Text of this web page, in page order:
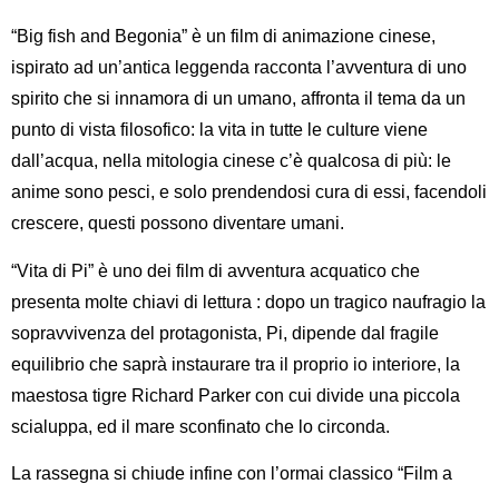
“Big fish and Begonia” è un film di animazione cinese,
ispirato ad un’antica leggenda racconta l’avventura di uno
spirito che si innamora di un umano, affronta il tema da un
punto di vista filosofico: la vita in tutte le culture viene
dall’acqua, nella mitologia cinese c’è qualcosa di più: le
anime sono pesci, e solo prendendosi cura di essi, facendoli
crescere, questi possono diventare umani.
“Vita di Pi” è uno dei film di avventura acquatico che
presenta molte chiavi di lettura : dopo un tragico naufragio la
sopravvivenza del protagonista, Pi, dipende dal fragile
equilibrio che saprà instaurare tra il proprio io interiore, la
maestosa tigre Richard Parker con cui divide una piccola
scialuppa, ed il mare sconfinato che lo circonda.
La rassegna si chiude infine con l’ormai classico “Film a